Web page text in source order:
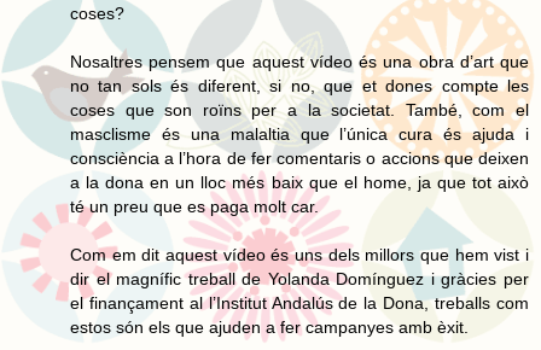
coses?
Nosaltres pensem que aquest vídeo és una obra d’art que
no tan sols és diferent, si no, que et dones compte les
coses que son roïns per a la societat. També, com el
masclisme és una malaltia que l’única cura és ajuda i
consciència a l’hora de fer comentaris o accions que deixen
a la dona en un lloc més baix que el home, ja que tot això
té un preu que es paga molt car.
Com em dit aquest vídeo és uns dels millors que hem vist i
dir el magnífic treball de Yolanda Domínguez i gràcies per
el finançament al l’Institut Andalús de la Dona, treballs com
estos són els que ajuden a fer campanyes amb èxit.